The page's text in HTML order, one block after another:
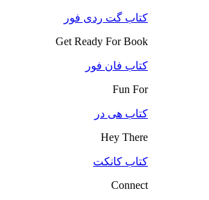
کتاب گت ردی فور
Get Ready For Book
کتاب فان فور
Fun For
کتاب هی در
Hey There
کتاب کانکت
Connect